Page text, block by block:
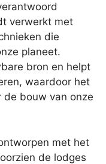
verwerkt met
die
planeet.
bron en helpt
waardoor het
de bouw van onze
met het
de lodges